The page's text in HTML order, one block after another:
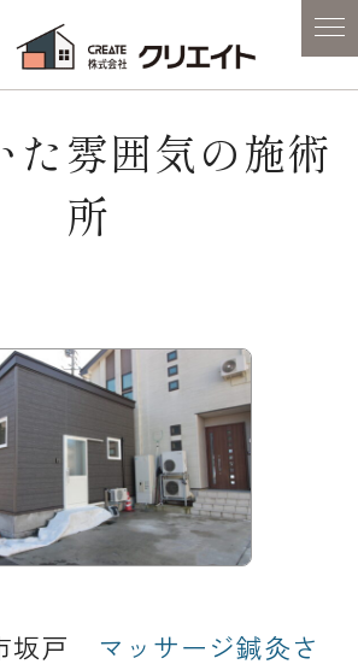
た雰囲気の施術
所
坂戸 マッサージ鍼灸さ